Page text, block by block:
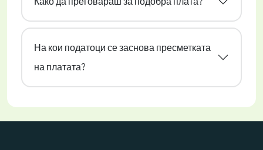
На кои податоци се заснова пресметката
на платата?